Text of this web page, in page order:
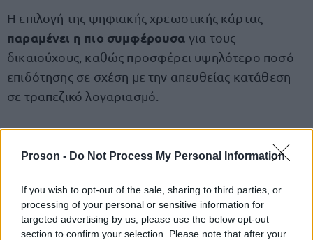
Proson - Do Not Process My Personal Information
If you wish to opt-out of the sale, sharing to third parties, or
processing of your personal or sensitive information for
targeted advertising by us, please use the below opt-out
section to confirm your selection. Please note that after your
Η επιλογή της ψηφιακής χρεωστικής κάρτας
παραμένει η πιο συμφέρουσα για τους
δικαιούχους, καθώς προσφέρει υψηλότερο ποσό
επιδότησης σε σχέση με την απευθείας κατάθεση
σε τραπεζικό λογαριασμό.
φτάνει τα10 ευρώ υπέρ της ψηφιακής κάρτας.
Με δεδομένο ότι η προθεσμία της 31ης Ιουλίου
είναι καταληκτική, οι δικαιούχοι καλούνται να
προχωρήσουνεγκαίρωςστη χρήση του ποσού που